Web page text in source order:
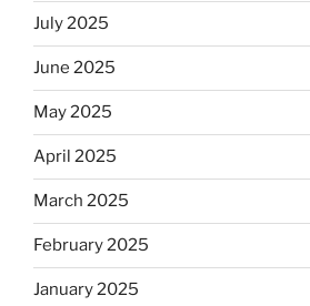
July 2025
June 2025
May 2025
April 2025
March 2025
February 2025
January 2025